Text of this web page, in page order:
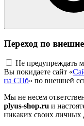
Переход по
Не предупреждать
Вы покидаете сайт «
на СПб» по внешней
Мы не несем
plyus-shop.ru и
никаких своих личных